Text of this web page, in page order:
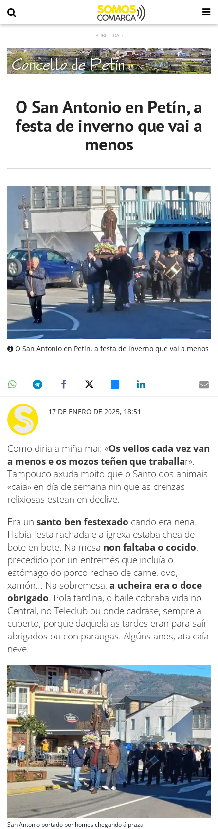
O San Antonio en Petín, a
festa de inverno que vai a
menos
O San Antonio en Petín, a festa de inverno que vai a menos
17 DE ENERO DE 2025, 18:51
Como diría a miña mai: «Os vellos cada vez van
a menos e os mozos teñen que traballar».
Tampouco axuda moito que o Santo dos animais
«caia» en día de semana nin que as crenzas
relixiosas estean en declive.
Era un santo ben festexado cando era nena.
Había festa rachada e a igrexa estaba chea de
bote en bote. Na mesa non faltaba o cocido,
precedido por un entremés que incluía o
estómago do porco recheo de carne, ovo,
xamón... Na sobremesa, a ucheira era o doce
obrigado. Pola tardiña, o baile cobraba vida no
Central, no Teleclub ou onde cadrase, sempre a
cuberto, porque daquela as tardes eran para saír
abrigados ou con paraugas. Algúns anos, ata caía
neve.
San Antonio portado por homes chegando á praza